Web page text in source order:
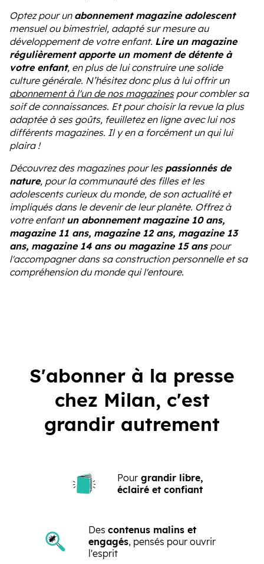
Optez pour un abonnement magazine adolescent
mensuel ou bimestriel, adapté sur mesure au
développement de votre enfant. Lire un magazine
régulièrement apporte un moment de détente à
votre enfant, en plus de lui construire une solide
culture générale. N’hésitez donc plus à lui offrir un
abonnement à l'un de nos magazinespour combler sa
soif de connaissances. Et pour choisir la revue la plus
adaptée à ses goûts, feuilletez en ligne avec lui nos
différents magazines. Il y en a forcément un qui lui
plaira !
Découvrez des magazines pour les passionnés de
nature, pour la communauté des filles et les
adolescents curieux du monde, de son actualité et
impliqués dans le devenir de leur planète. Offrez à
votre enfantun abonnement magazine 10 ans,
magazine 11 ans, magazine 12 ans, magazine 13
ans, magazine 14 ans ou magazine 15 anspour
l'accompagner dans sa construction personnelle et sa
compréhension du monde qui l'entoure.
S'abonner à la presse
chez Milan, c'est
grandir autrement
Pour grandir libre,
éclairé et confiant
Des contenus malins et
engagés, pensés pour ouvrir
l'esprit